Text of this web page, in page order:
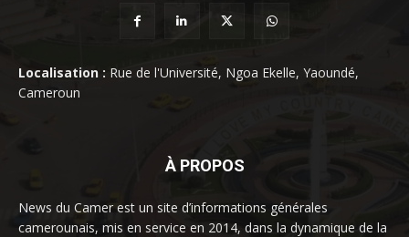
Localisation : Rue de l'Université, Ngoa Ekelle, Yaoundé,
Cameroun
À PROPOS
News du Camer est un site d’informations générales
camerounais, mis en service en 2014, dans la dynamique de la